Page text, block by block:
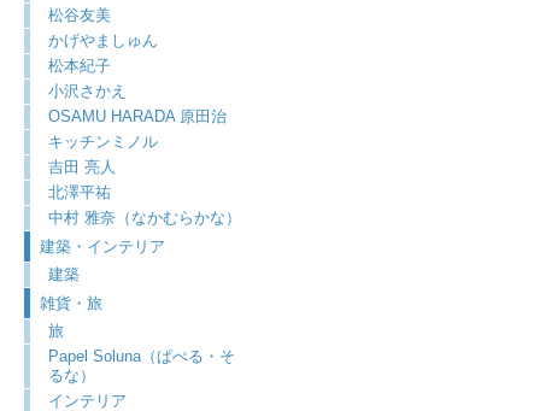
松谷友美
かげやましゅん
松本紀子
小沢さかえ
OSAMU HARADA 原田治
キッチンミノル
吉田 亮人
北澤平祐
中村 雅奈（なかむらかな）
建築・インテリア
建築
雑貨・旅
旅
Papel Soluna（ぱぺる・そ
るな）
インテリア